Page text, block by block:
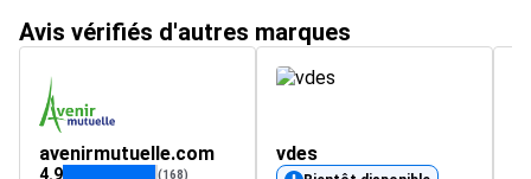
Avis vérifiés d'autres marques
avenirmutuelle.com
4.9 (168)
vdes